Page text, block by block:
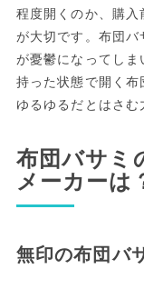
程度開くのか、購入
が大切です。布団
が憂鬱になってしま
持った状態で開く布
ゆるゆるだとはさむ
布団バサミ
メーカーは
無印の布団バ